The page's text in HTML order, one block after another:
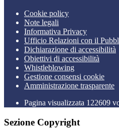
Cookie policy
Note legali
Informativa Privacy
Ufficio Relazioni con il
Dichiarazione di accessibilità
Obiettivi di accessibilità
Whistleblowing
Gestione consensi cookie
Amministrazione trasparente
Pagina visualizzata 122609
Sezione Copyright